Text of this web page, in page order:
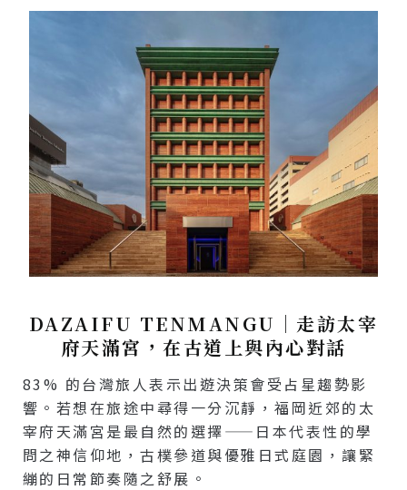
DAZAIFU TENMANGU｜走訪太宰
府天滿宮，在古道上與內心對話
83% 的台灣旅人表示出遊決策會受占星趨勢影
響。若想在旅途中尋得一分沉靜，福岡近郊的太
宰府天滿宮是最自然的選擇——日本代表性的學
問之神信仰地，古樸參道與優雅日式庭園，讓緊
繃的日常節奏隨之舒展。